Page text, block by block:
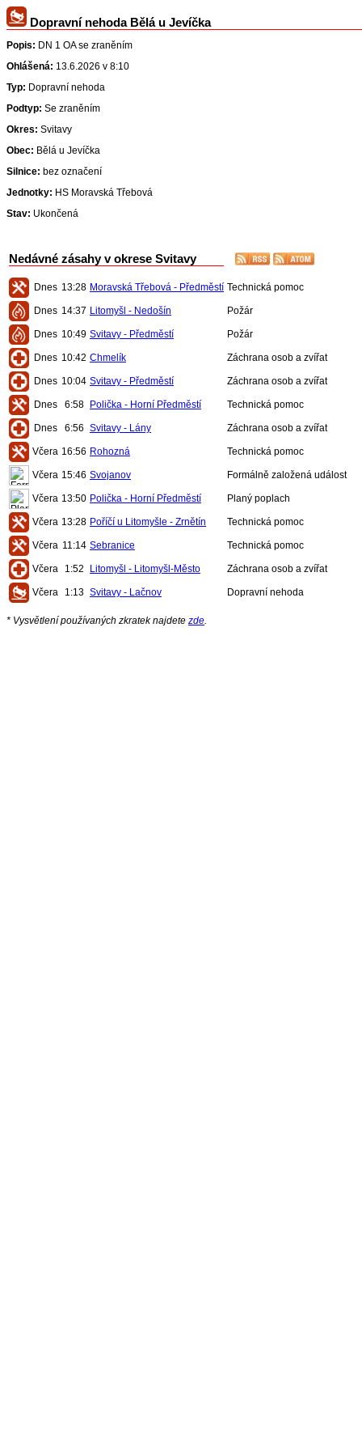
Dopravní nehoda Bělá u Jevíčka
Popis: DN 1 OA se zraněním
Ohlášená: 13.6.2026 v 8:10
Typ: Dopravní nehoda
Podtyp: Se zraněním
Okres: Svitavy
Obec: Bělá u Jevíčka
Silnice: bez označení
Jednotky: HS Moravská Třebová
Stav: Ukončená
Nedávné zásahy v okrese Svitavy
Dnes 13:28 Moravská Třebová - Předměstí Technická pomoc
Dnes 14:37 Litomyšl - Nedošín Požár
Dnes 10:49 Svitavy - Předměstí Požár
Dnes 10:42 Chmelík Záchrana osob a zvířat
Dnes 10:04 Svitavy - Předměstí Záchrana osob a zvířat
Dnes 6:58 Polička - Horní Předměstí Technická pomoc
Dnes 6:56 Svitavy - Lány Záchrana osob a zvířat
Včera 16:56 Rohozná Technická pomoc
Včera 15:46 Svojanov Formálně založená událost
Včera 13:50 Polička - Horní Předměstí Planý poplach
Včera 13:28 Poříčí u Litomyšle - Zrnětín Technická pomoc
Včera 11:14 Sebranice Technická pomoc
Včera 1:52 Litomyšl - Litomyšl-Město Záchrana osob a zvířat
Včera 1:13 Svitavy - Lačnov Dopravní nehoda
* Vysvětlení používaných zkratek najdete zde.